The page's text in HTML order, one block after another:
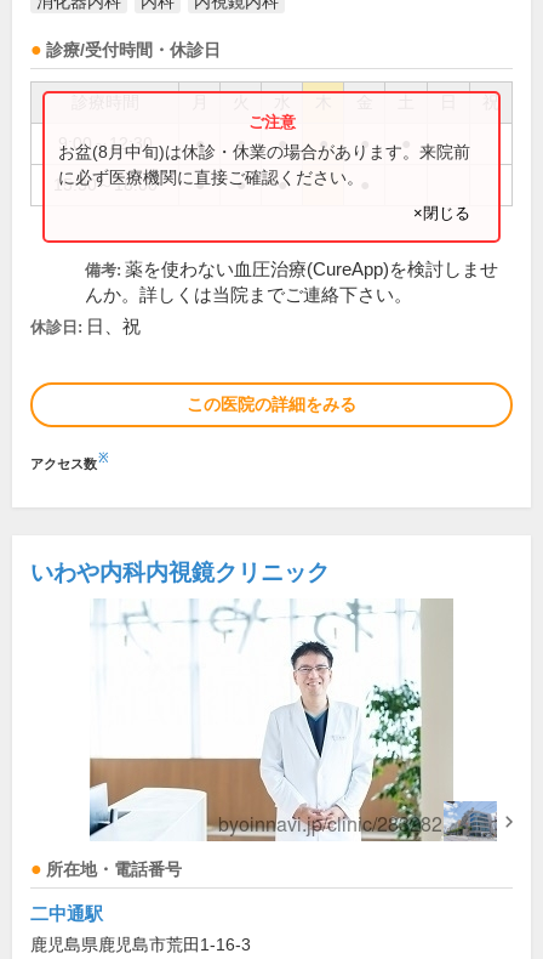
診療/受付時間・休診日
祝
9:00～12:30 ● ● ● ● ●
15:30～18:00 ● ● ●
お盆(8月中旬)は休診・休業の場合があります。来院前
に必ず医療機関に直接ご確認ください。
×閉じる
備考: 薬を使わない血圧治療(CureApp)を検討しませ
んか。詳しくは当院までご連絡下さい。
休診日: 日、祝
この医院の詳細をみる
アクセス数※
いわや内科内視鏡クリニック
所在地・電話番号
二中通駅
鹿児島県鹿児島市荒田1-16-3